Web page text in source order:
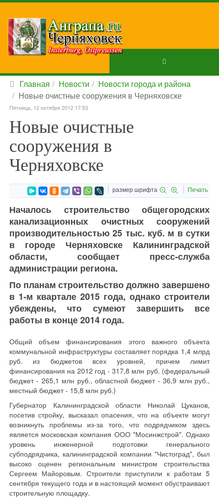
Главная Новости
Новости города и района
Новые очистные сооружения в Черняховске
Пятница, 12 октября 2012 17:53
Новые очистные
сооружения в
Черняховске
размер шрифта Печать
Началось строительство общегородских
канализационных очистных сооружений
производительностью 25 тыс. куб. м в сутки
в городе Черняховске Калининградской
области, сообщает пресс-служба
администрации региона.
По планам строительство должно завершено
в 1-м квартале 2015 года, однако строители
убеждены, что сумеют завершить все
работы в конце 2014 года.
Общий объем финансирования этого важного объекта
коммунальной инфраструктуры составляет порядка 1,4 млрд
руб. из бюджетов всех уровней, причем лимит
финансирования на 2012 год - 317,8 млн руб. (федеральный
бюджет - 265,1 млн руб., областной бюджет - 36,9 млн руб.,
местный бюджет - 15,8 млн руб.)
Губернатор Калининградской области Николай Цуканов,
посетив стройку, высказал опасения, что на объекте могут
возникнуть проблемы из-за того, что подрядчиком здесь
является московская компания ООО "Мосинжстрой". Однако
уровень инженерной подготовки генерального
субподрядчика, калининградской компании "Чистоград", был
высоко оценен региональным министром строительства
Сергеем Майоровым. Строители приступили к работам 5
сентября текущего года и в настоящий момент обустраивают
строительную площадку.